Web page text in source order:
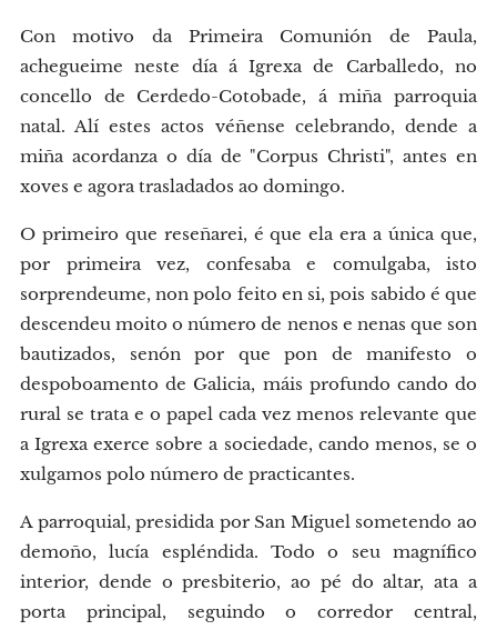
Con motivo da Primeira Comunión de Paula,
achegueime neste día á Igrexa de Carballedo, no
concello de Cerdedo-Cotobade, á miña parroquia
natal. Alí estes actos véñense celebrando, dende a
miña acordanza o día de "Corpus Christi", antes en
xoves e agora trasladados ao domingo.
O primeiro que reseñarei, é que ela era a única que,
por primeira vez, confesaba e comulgaba, isto
sorprendeume, non polo feito en si, pois sabido é que
descendeu moito o número de nenos e nenas que son
bautizados, senón por que pon de manifesto o
despoboamento de Galicia, máis profundo cando do
rural se trata e o papel cada vez menos relevante que
a Igrexa exerce sobre a sociedade, cando menos, se o
xulgamos polo número de practicantes.
A parroquial, presidida por San Miguel sometendo ao
demoño, lucía espléndida. Todo o seu magnífico
interior, dende o presbiterio, ao pé do altar, ata a
porta principal, seguindo o corredor central,